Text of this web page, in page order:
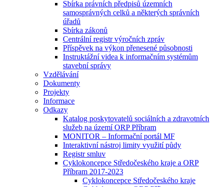
Sbírka právních předpisů územních
samosprávných celků a některých správních
úřadů
Sbírka zákonů
Centrální registr výročních zpráv
Příspěvek na výkon přenesené působnosti
Instruktážní videa k informačním systémům
stavební správy
Vzdělávání
Dokumenty
Projekty
Informace
Odkazy
Katalog poskytovatelů sociálních a zdravotních
služeb na území ORP Příbram
MONITOR – Informační portál MF
Interaktivní nástroj limity využití půdy
Registr smluv
Cyklokoncepce Středočeského kraje a ORP
Příbram 2017-2023
Cyklokoncepce Středočeského kraje